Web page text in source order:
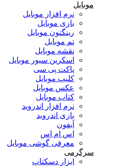
موبایل
نرم افزار موبایل
بازی موبایل
رینگتون موبایل
تم موبایل
نقشه موبایل
اسکرین سیور موبایل
پاکت پی سی
کلیپ موبایل
عکس موبایل
کتاب موبایل
نرم افزار اندروید
بازی اندروید
آیفون
اس ام اس
معرفی گوشی موبایل
سرگرمی
ابزار دسکتاپ